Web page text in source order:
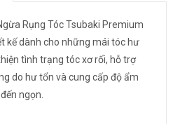
Rụng Tóc Tsubaki Premium
kế dành cho những mái tóc hư
tình trạng tóc xơ rối, hỗ trợ
do hư tổn và cung cấp độ ẩm
ngọn.